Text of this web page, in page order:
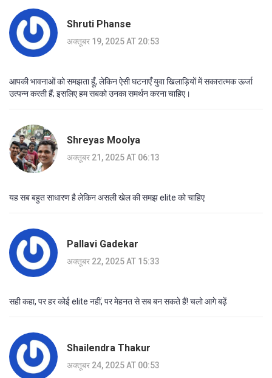
Shruti Phanse
अक्तूबर 19, 2025 AT 20:53
आपकी भावनाओं को समझता हूँ, लेकिन ऐसी घटनाएँ युवा खिलाड़ियों में सकारात्मक ऊर्जा
उत्पन्न करती हैं; इसलिए हम सबको उनका समर्थन करना चाहिए।
Shreyas Moolya
अक्तूबर 21, 2025 AT 06:13
यह सब बहुत साधारण है लेकिन असली खेल की समझ elite को चाहिए
Pallavi Gadekar
अक्तूबर 22, 2025 AT 15:33
सही कहा, पर हर कोई elite नहीं, पर मेहनत से सब बन सकते हैं! चलो आगे बढ़ें
Shailendra Thakur
अक्तूबर 24, 2025 AT 00:53